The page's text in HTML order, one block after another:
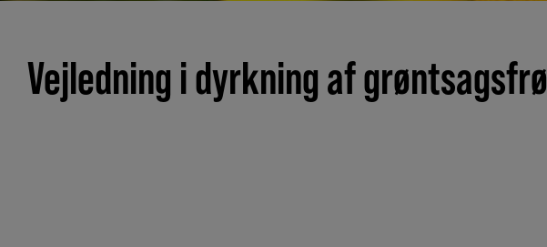
Vejledning i dyrkning af grøntsagsfrø